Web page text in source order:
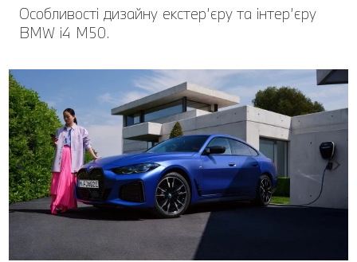
Особливості дизайну екстер’єру та інтер’єру
BMW i4 M50.